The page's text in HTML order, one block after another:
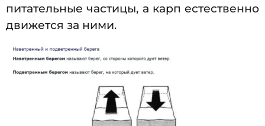
питательные частицы, а карп естественно
движется за ними.